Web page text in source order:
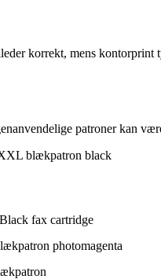
korrekt, mens
patroner kan
blækpatron black
fax cartridge
photomagenta